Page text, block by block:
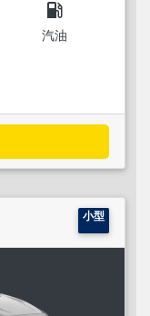
local_gas_station
汽油
小型